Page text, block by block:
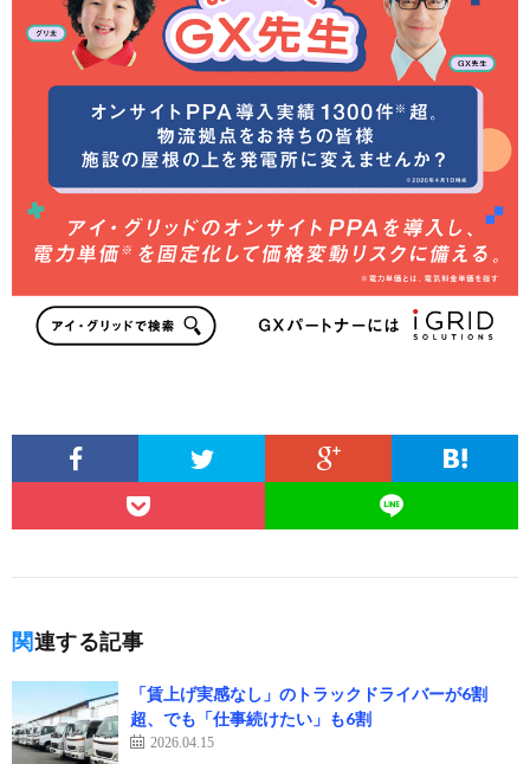
関連する記事
「賃上げ実感なし」のトラックドライバーが6割
超、でも「仕事続けたい」も6割
2026.04.15